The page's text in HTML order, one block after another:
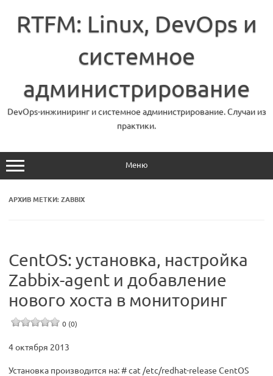
содержимому
RTFM: Linux, DevOps и
системное
администрирование
DevOps-инжиниринг и системное администрирование. Случаи из
практики.
Меню
АРХИВ МЕТКИ:ZABBIX
CentOS: установка, настройка
Zabbix-agent и добавление
нового хоста в мониторинг
0 (0)
4 октября 2013
Установка производится на: # cat /etc/redhat-release CentOS